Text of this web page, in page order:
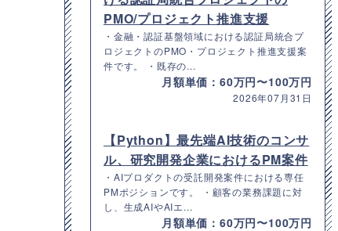
PMO/プロジェクト推進支援
・金融・認証基盤領域における認証局統合プ
ロジェクトのPMO・プロジェクト推進支援案
件です。 ・既存の...
月額単価：60万円〜100万円
2026年07月31日
【Python】最先端AI技術のコンサ
ル、研究開発企業におけるPM案件
・AIプロダクトの受託開発案件における専任
PMポジションです。 ・顧客の業務課題に対
し、生成AIやAIエ...
月額単価：60万円〜100万円